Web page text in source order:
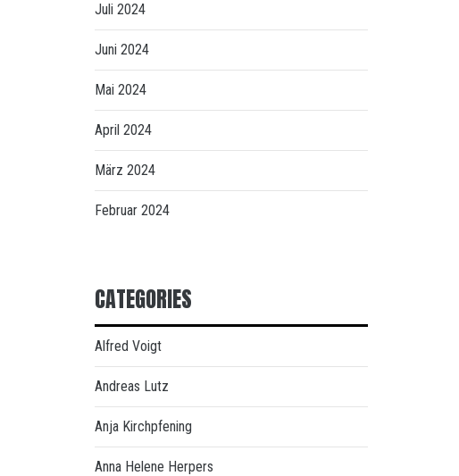
Juli 2024
Juni 2024
Mai 2024
April 2024
März 2024
Februar 2024
CATEGORIES
Alfred Voigt
Andreas Lutz
Anja Kirchpfening
Anna Helene Herpers